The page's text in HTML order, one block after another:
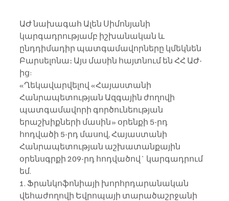
ԱԺ նախագահ Ալեն Սիմոնյանի
կարգադրությամբ իշխանական և
ընդդիմադիր պատգամավորները կմեկնեն
Բարսելոնա։ Այս մասին հայտնում են ՀՀ ԱԺ-
ից:
«Ղեկավարվելով «Հայաստանի
Հանրապետության Ազգային ժողովի
պատգամավորի գործունեության
երաշխիքների մասին» օրենքի 5-րդ
հոդվածի 5-րդ մասով, Հայաստանի
Հանրապետության աշխատանքային
օրենսգրքի 209-րդ հոդվածով` կարգադրում
եմ.
1. Ֆրանկոֆոնիայի խորհրդարանական
վեհաժողովի Եվրոպայի տարածաշրջանի